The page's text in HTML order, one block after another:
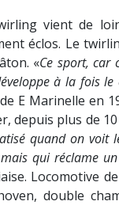
vient de
éclos. Le
«Ce sport, car
à la fois
E Marinelle en
depuis plus de
quand on voit
qui réclame
Locomotive
double